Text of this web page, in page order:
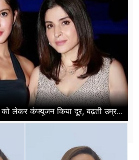
लेकर कंफ्यूजन किया दूर, बढ़ती उम्र...